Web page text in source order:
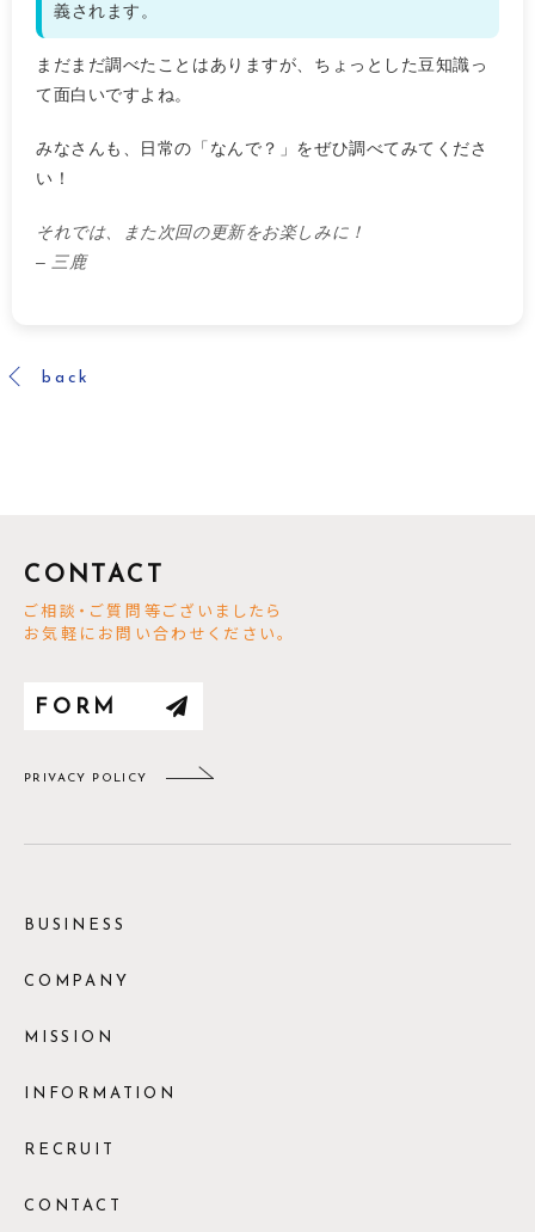
義されます。
まだまだ調べたことはありますが、ちょっとした豆知識っ
て面白いですよね。
みなさんも、日常の「なんで？」をぜひ調べてみてくださ
い！
それでは、また次回の更新をお楽しみに！
– 三鹿
back
CONTACT
ご相談・ご質問等ございましたら
お気軽にお問い合わせください。
FORM
PRIVACY POLICY
BUSINESS
COMPANY
MISSION
INFORMATION
RECRUIT
CONTACT